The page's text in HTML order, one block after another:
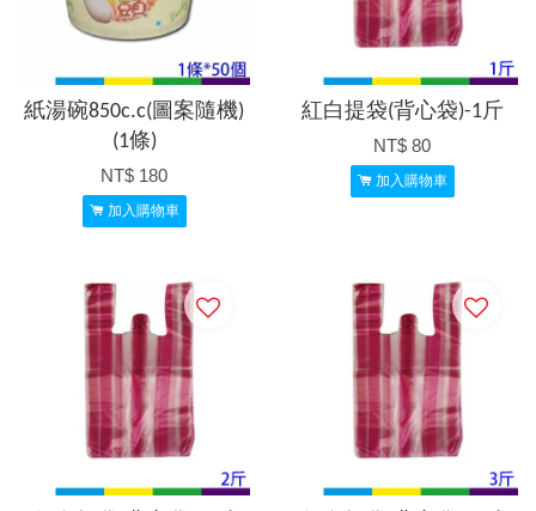
紙湯碗850c.c(圖案隨機)
(1條)
NT$ 180
加入購物車
紅白提袋(背心袋)-1斤
NT$ 80
加入購物車